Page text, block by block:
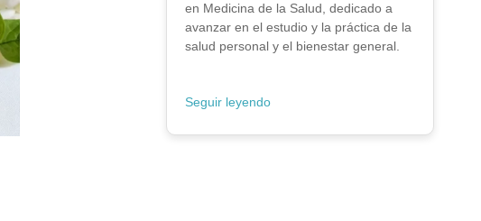
en Medicina de la Salud, dedicado a
avanzar en el estudio y la práctica de la
salud personal y el bienestar general.
Seguir leyendo